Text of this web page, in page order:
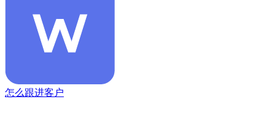
怎么跟进客户